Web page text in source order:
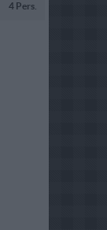
4 Pers.